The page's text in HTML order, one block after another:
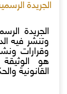
الجريدة
الجريدة
وتنشر فيه
وقرارات
هو
القانونية